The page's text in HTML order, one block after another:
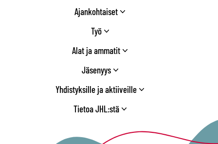
Ajankohtaiset
Työ
Alat ja ammatit
Jäsenyys
Yhdistyksille ja aktiiveille
Tietoa JHL:stä